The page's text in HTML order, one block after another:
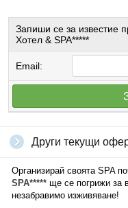
Запиши се за известие
Хотел & SPA*****
Email:
Други текущи
Организирай своята SPA
SPA***** ще се погрижи за
незабравимо изживяване!